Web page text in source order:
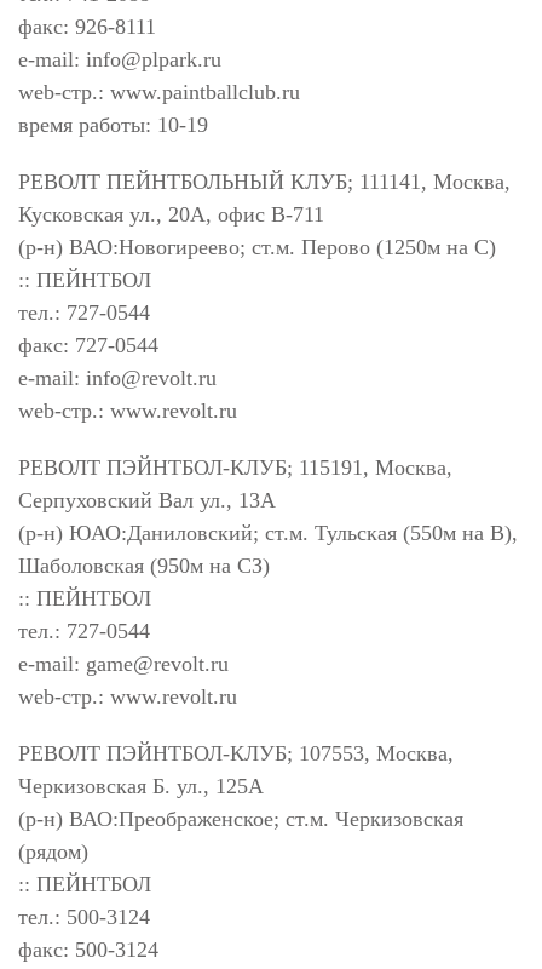
факс: 926-8111
e-mail: info@plpark.ru
web-стр.: www.paintballclub.ru
время работы: 10-19
РЕВОЛТ ПЕЙНТБОЛЬНЫЙ КЛУБ; 111141, Москва,
Кусковская ул., 20А, офис В-711
(р-н) ВАО:Новогиреево; ст.м. Перово (1250м на С)
:: ПЕЙНТБОЛ
тел.: 727-0544
факс: 727-0544
e-mail: info@revolt.ru
web-стр.: www.revolt.ru
РЕВОЛТ ПЭЙНТБОЛ-КЛУБ; 115191, Москва,
Серпуховский Вал ул., 13А
(р-н) ЮАО:Даниловский; ст.м. Тульская (550м на В),
Шаболовская (950м на СЗ)
:: ПЕЙНТБОЛ
тел.: 727-0544
e-mail: game@revolt.ru
web-стр.: www.revolt.ru
РЕВОЛТ ПЭЙНТБОЛ-КЛУБ; 107553, Москва,
Черкизовская Б. ул., 125А
(р-н) ВАО:Преображенское; ст.м. Черкизовская
(рядом)
:: ПЕЙНТБОЛ
тел.: 500-3124
факс: 500-3124